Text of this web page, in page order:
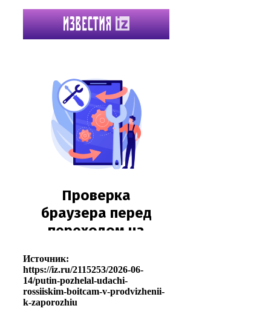
Источник:
https://iz.ru/2115253/2026-06-
14/putin-pozhelal-udachi-
rossiiskim-boitcam-v-prodvizhenii-
k-zaporozhiu